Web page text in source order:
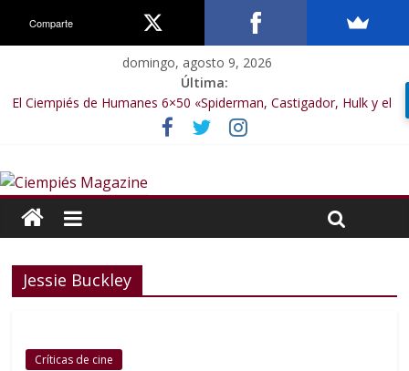
domingo, agosto 9, 2026
Última:
El Ciempiés de Humanes 6×50 «Spiderman, Castigador, Hulk y el
final de la sexta temporada»
El Ciempiés de Humanes 6×49 «Kiritaaaaa»
El Ciempiés de Humanes 6×47 «De nada por nada»
El Ciempiés de Humanes 6×46 «Ciudadano Minion»
Jessie Buckley
Críticas de cine
Comparte